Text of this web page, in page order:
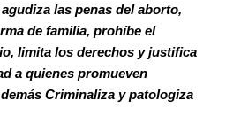
las penas del aborto,
de familia, prohíbe el
limita los derechos y justifica
a quienes promueven
Criminaliza y patologiza